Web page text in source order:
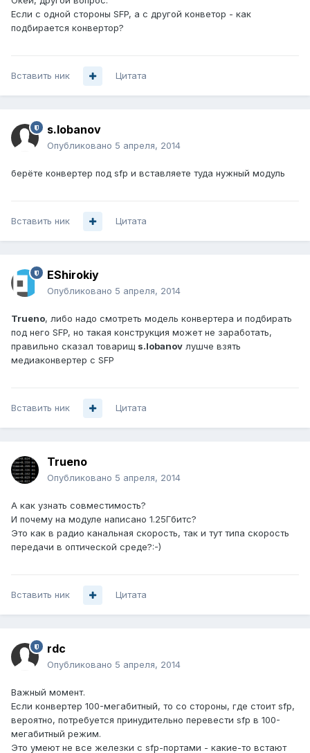
Если с одной стороны SFP, а с другой конветор - как
подбирается конвертор?
Вставить ник Цитата
s.lobanov
Опубликовано 5 апреля, 2014
берёте конвертер под sfp и вставляете туда нужный модуль
Вставить ник Цитата
EShirokiy
Опубликовано 5 апреля, 2014
Trueno, либо надо смотреть модель конвертера и подбирать
под него SFP, но такая конструкция может не заработать,
правильно сказал товарищ s.lobanov лушче взять
медиаконвертер с SFP
Вставить ник Цитата
Trueno
Опубликовано 5 апреля, 2014
А как узнать совместимость?
И почему на модуле написано 1.25Гбитс?
Это как в радио канальная скорость, так и тут типа скорость
передачи в оптической среде?:-)
Вставить ник Цитата
rdc
Опубликовано 5 апреля, 2014
Важный момент.
Если конвертер 100-мегабитный, то со стороны, где стоит sfp,
вероятно, потребуется принудительно перевести sfp в 100-
мегабитный режим.
Это умеют не все железки с sfp-портами - какие-то встают